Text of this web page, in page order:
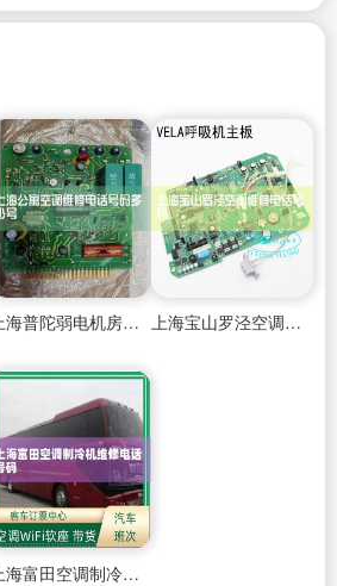
上海普陀弱电机房空调维修电话 上海宝山罗泾空调维修电话号码
上海富田空调制冷机维修电话号码